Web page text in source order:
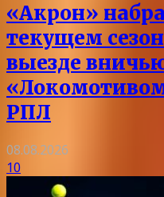
«Акрон»
текущем
выезде
РПЛ
08.08.2026
10